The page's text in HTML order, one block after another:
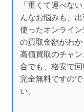
「重くて運べな
んなお悩みも、
使ったオンライ
の買取金額がわ
高価買取のチャ
合でも、格安で
完全無料ですの
い。